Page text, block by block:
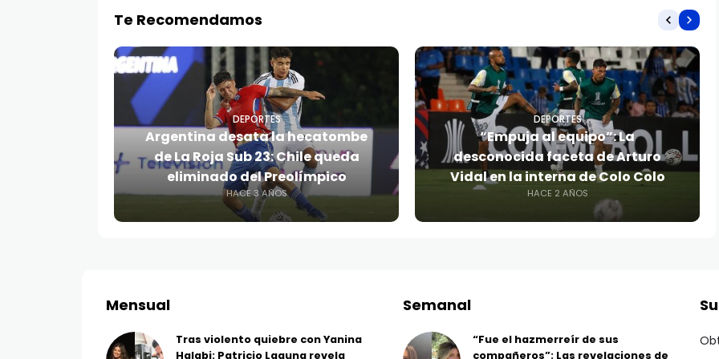
Te Recomendamos
DEPORTES
Argentina desata la hecatombe
de La Roja Sub 23: Chile queda
eliminado del Preolímpico
HACE 3 AÑOS
DEPORTES
“Empuja al equipo”: La
desconocida faceta de Arturo
Vidal en la interna de Colo Colo
HACE 2 AÑOS
Mensual
Tras violento quiebre con Yanina
Halabi: Patricio Laguna revela
Semanal
“Fue el hazmerreír de sus
compañeros”: Las revelaciones de